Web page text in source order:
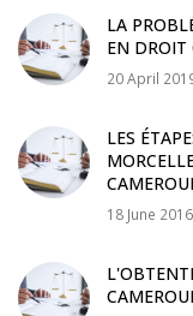
LA
EN DROIT
20 April
LES
18 June 2016